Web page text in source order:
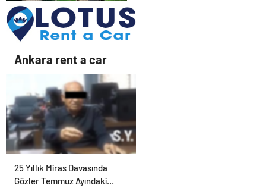
Bahçe Mobilyaları
Seçerken Nelere Dikkat
Etmeli
Ankara rent a car
25 Yıllık Miras Davasında
Gözler Temmuz Ayındaki